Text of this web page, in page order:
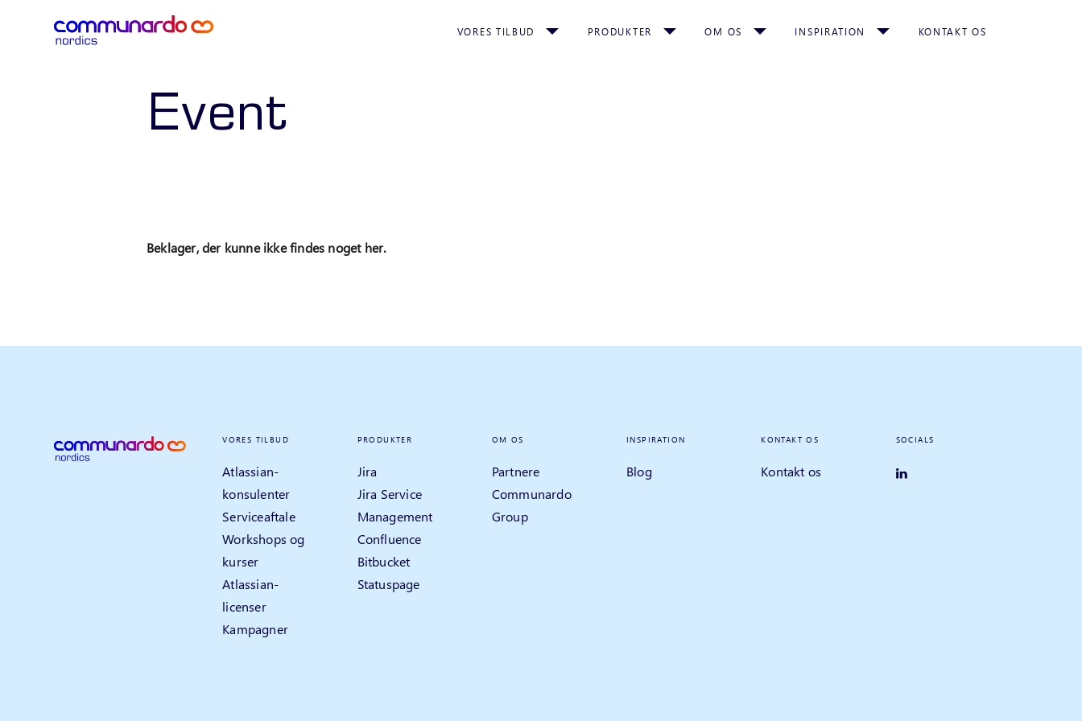
VORES TILBUD PRODUKTER OM OS INSPIRATION KONTAKT OS
Event
Beklager, der kunne ikke findes noget her.
VORES TILBUD
Atlassian-
konsulenter
Serviceaftale
Workshops og
kurser
Atlassian-
licenser
Kampagner
PRODUKTER
Jira
Jira Service
Management
Confluence
Bitbucket
Statuspage
OM OS
Partnere
Communardo
Group
INSPIRATION
Blog
KONTAKT OS
Kontakt os
SOCIALS